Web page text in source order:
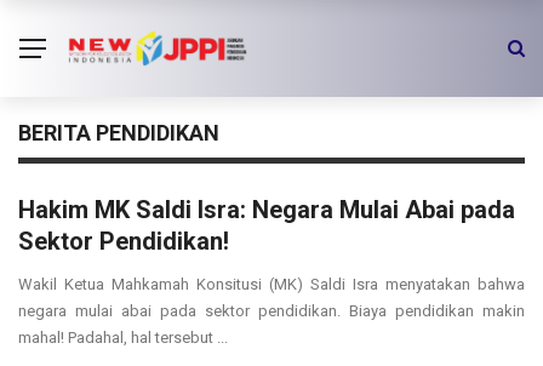
BERITA PENDIDIKAN
Hakim MK Saldi Isra: Negara Mulai Abai pada
Sektor Pendidikan!
Wakil Ketua Mahkamah Konsitusi (MK) Saldi Isra menyatakan bahwa
negara mulai abai pada sektor pendidikan. Biaya pendidikan makin
mahal! Padahal, hal tersebut ...